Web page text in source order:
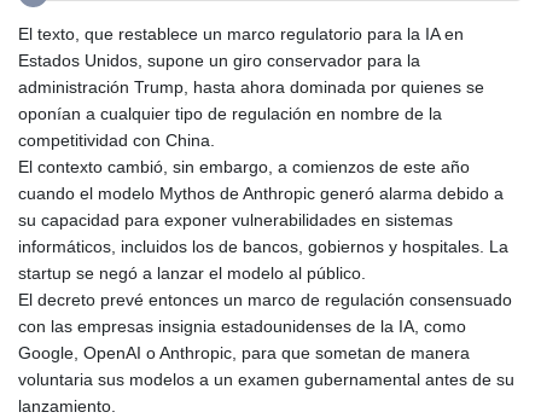
GHS 13.525641
GIP 0.858651
GMD 84.914239
GNF
GTQ 8.799164
GYD 241.32223
HKD 9.061864
HNL 30.919233
HRK 7.533413
HTG 150.826824
HUF 362.202869
IDR
20696.181862
El texto, que restablece un marco regulatorio para la IA en
Estados Unidos, supone un giro conservador para la
administración Trump, hasta ahora dominada por quienes se
oponían a cualquier tipo de regulación en nombre de la
competitividad con China.
El contexto cambió, sin embargo, a comienzos de este año
cuando el modelo Mythos de Anthropic generó alarma debido a
su capacidad para exponer vulnerabilidades en sistemas
informáticos, incluidos los de bancos, gobiernos y hospitales. La
startup se negó a lanzar el modelo al público.
El decreto prevé entonces un marco de regulación consensuado
con las empresas insignia estadounidenses de la IA, como
Google, OpenAI o Anthropic, para que sometan de manera
voluntaria sus modelos a un examen gubernamental antes de su
lanzamiento.